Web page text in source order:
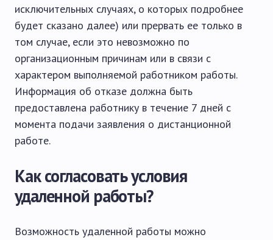
исключительных случаях, о которых подробнее
будет сказано далее) или прервать ее только в
том случае, если это невозможно по
организационным причинам или в связи с
характером выполняемой работником работы.
Информация об отказе должна быть
предоставлена ​​работнику в течение 7 дней с
момента подачи заявления о дистанционной
работе.
Как согласовать условия
удаленной работы?
Возможность удаленной работы можно